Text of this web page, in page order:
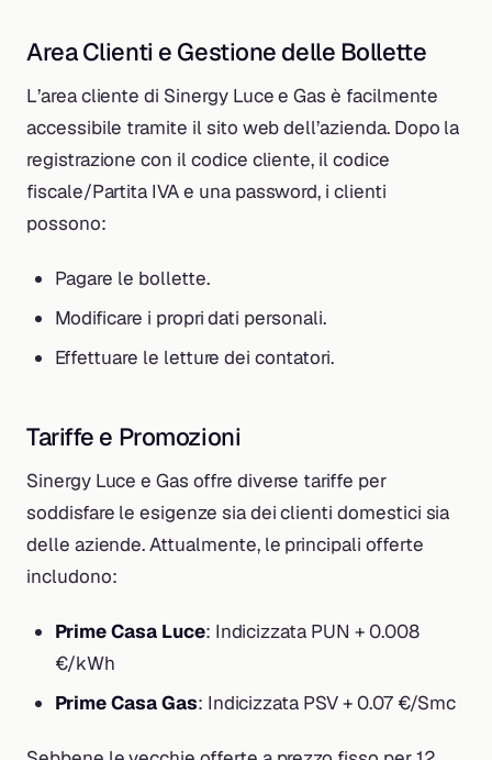
Area Clienti e Gestione delle Bollette
L’area cliente di Sinergy Luce e Gas è facilmente
accessibile tramite il sito web dell’azienda. Dopo la
registrazione con il codice cliente, il codice
fiscale/Partita IVA e una password, i clienti
possono:
Pagare le bollette.
Modificare i propri dati personali.
Effettuare le letture dei contatori.
Tariffe e Promozioni
Sinergy Luce e Gas offre diverse tariffe per
soddisfare le esigenze sia dei clienti domestici sia
delle aziende. Attualmente, le principali offerte
includono:
Prime Casa Luce: Indicizzata PUN + 0.008
€/kWh
Prime Casa Gas: Indicizzata PSV + 0.07 €/Smc